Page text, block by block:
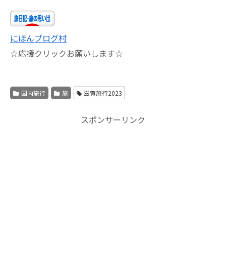
にほんブログ村
☆応援クリックお願いします☆
国内旅行 旅 滋賀旅行2023
スポンサーリンク